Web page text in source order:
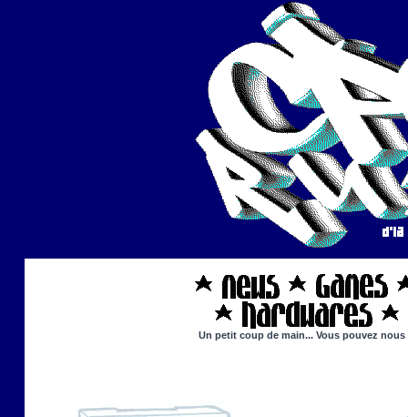
Un petit coup de main... Vous pouvez